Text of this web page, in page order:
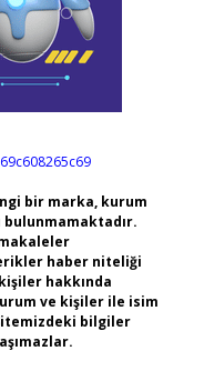
bir marka, kurum
bulunmamaktadır.
makaleler
haber niteliği
hakkında
ve kişiler ile isim
bilgiler